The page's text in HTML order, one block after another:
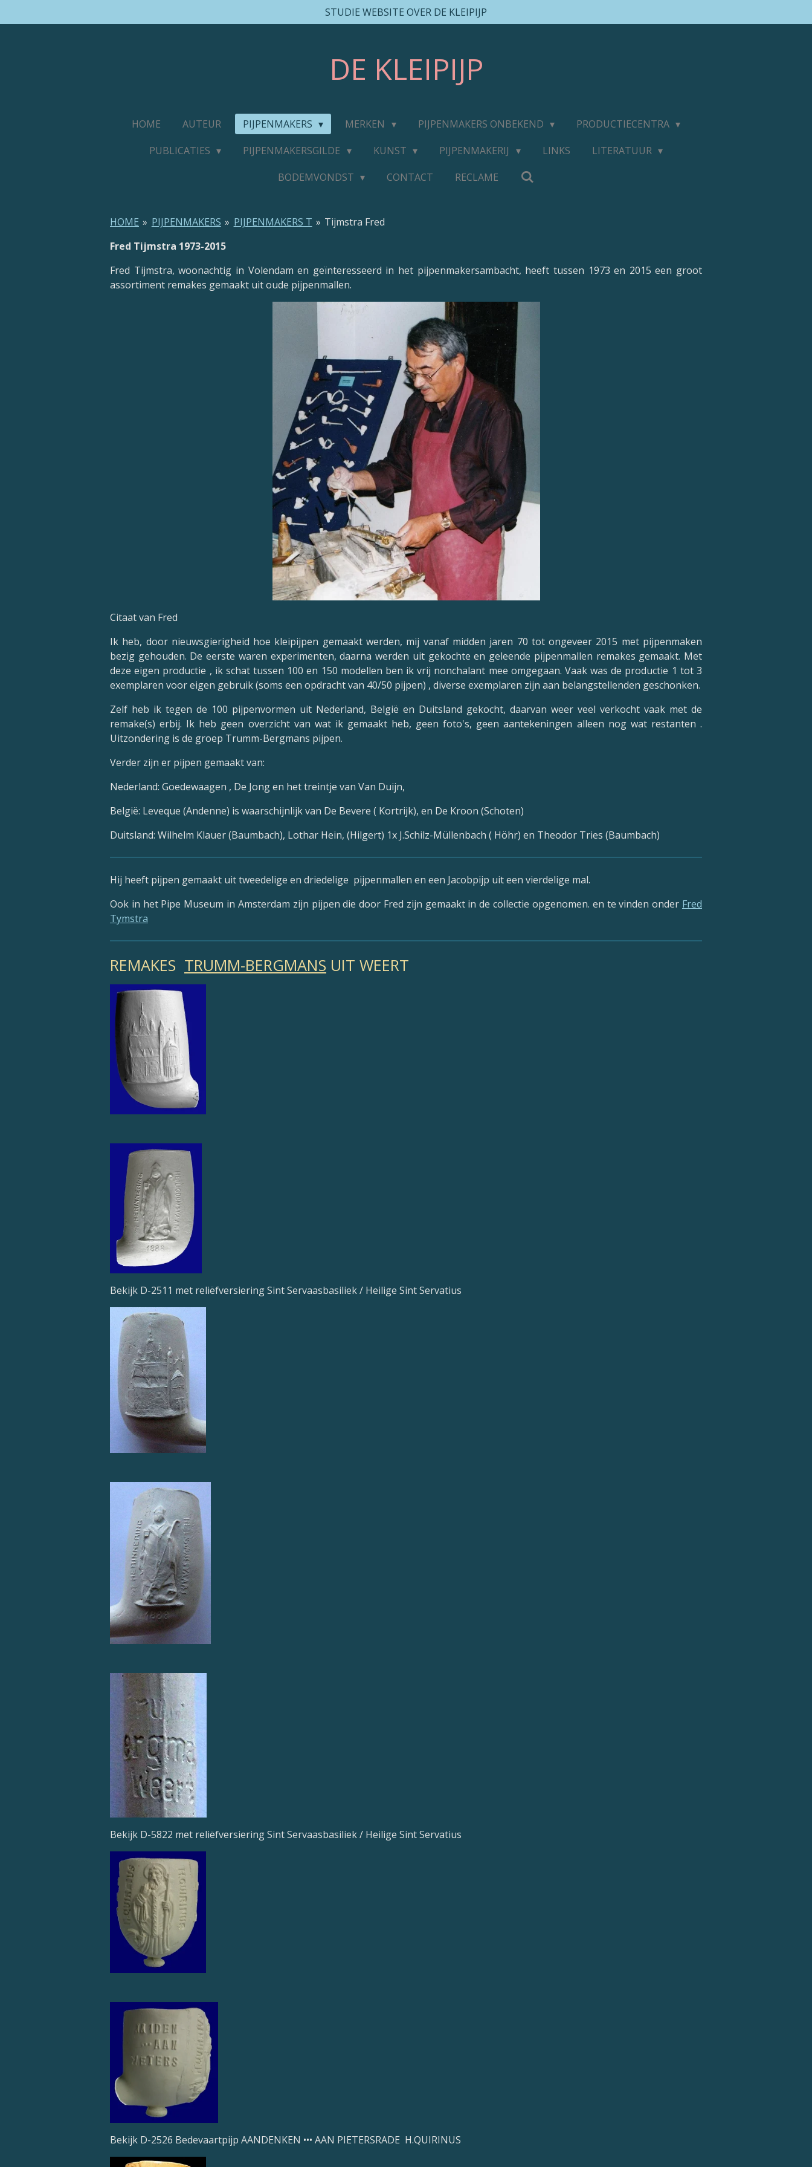
direct
STUDIE WEBSITE OVER DE KLEIPIJP
DE KLEIPIJP
HOME AUTEUR PIJPENMAKERS MERKEN PIJPENMAKERS ONBEKEND
PRODUCTIECENTRA
PUBLICATIES
PIJPENMAKERSGILDE KUNST PIJPENMAKERIJ LINKS
LITERATUUR
BODEMVONDST
CONTACT RECLAME
HOME » PIJPENMAKERS » PIJPENMAKERS T » Tijmstra Fred
Fred Tijmstra 1973-2015
Fred Tijmstra, woonachtig in Volendam en geïnteresseerd in het pijpenmakersambacht, heeft tussen 1973 en 2015 een groot
assortiment remakes gemaakt uit oude pijpenmallen.
Citaat van Fred
Ik heb, door nieuwsgierigheid hoe kleipijpen gemaakt werden, mij vanaf midden jaren 70 tot ongeveer 2015 met pijpenmaken
bezig gehouden. De eerste waren experimenten, daarna werden uit gekochte en geleende pijpenmallen remakes gemaakt. Met
deze eigen productie , ik schat tussen 100 en 150 modellen ben ik vrij nonchalant mee omgegaan. Vaak was de productie 1 tot 3
exemplaren voor eigen gebruik (soms een opdracht van 40/50 pijpen) , diverse exemplaren zijn aan belangstellenden geschonken.
Zelf heb ik tegen de 100 pijpenvormen uit Nederland, België en Duitsland gekocht, daarvan weer veel verkocht vaak met de
remake(s) erbij. Ik heb geen overzicht van wat ik gemaakt heb, geen foto's, geen aantekeningen alleen nog wat restanten .
Uitzondering is de groep Trumm-Bergmans pijpen.
Verder zijn er pijpen gemaakt van:
Nederland: Goedewaagen , De Jong en het treintje van Van Duijn,
België: Leveque (Andenne) is waarschijnlijk van De Bevere ( Kortrijk), en De Kroon (Schoten)
Duitsland: Wilhelm Klauer (Baumbach), Lothar Hein, (Hilgert) 1x J.Schilz-Müllenbach ( Höhr) en Theodor Tries (Baumbach)
Hij heeft pijpen gemaakt uit tweedelige en driedelige pijpenmallen en een Jacobpijp uit een vierdelige mal.
Ook in het Pipe Museum in Amsterdam zijn pijpen die door Fred zijn gemaakt in de collectie opgenomen. en te vinden onder Fred
Tymstra
REMAKES TRUMM-BERGMANS UIT WEERT
Bekijk D-2511 met reliëfversiering Sint Servaasbasiliek / Heilige Sint Servatius
Bekijk D-5822 met reliëfversiering Sint Servaasbasiliek / Heilige Sint Servatius
Bekijk D-2526 Bedevaartpijp AANDENKEN ••• AAN PIETERSRADE H.QUIRINUS